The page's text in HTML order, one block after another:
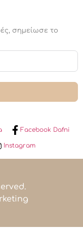
σημείωσε το
Facebook Dafni
Instagram